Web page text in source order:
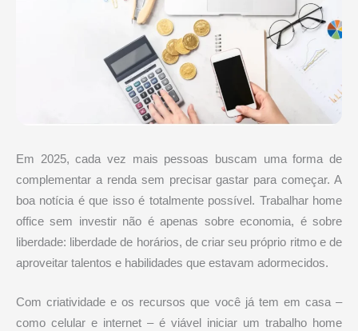
Em 2025, cada vez mais pessoas buscam uma forma de
complementar a renda sem precisar gastar para começar. A
boa notícia é que isso é totalmente possível. Trabalhar home
office sem investir não é apenas sobre economia, é sobre
liberdade: liberdade de horários, de criar seu próprio ritmo e de
aproveitar talentos e habilidades que estavam adormecidos.
Com criatividade e os recursos que você já tem em casa –
como celular e internet – é viável iniciar um trabalho home